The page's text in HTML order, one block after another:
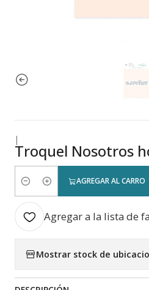
|
Troquel Nosotros
Cantidad
AGREGAR AL CARRO
Agregar a la lista de
Mostrar stock de